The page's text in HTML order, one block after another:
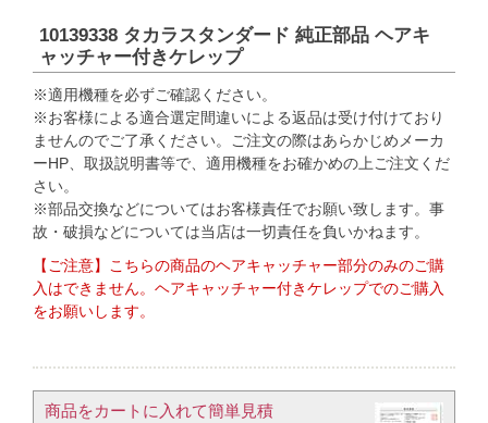
10139338 タカラスタンダード 純正部品 ヘアキ
ャッチャー付きケレップ
※適用機種を必ずご確認ください。
※お客様による適合選定間違いによる返品は受け付けており
ませんのでご了承ください。ご注文の際はあらかじめメーカ
ーHP、取扱説明書等で、適用機種をお確かめの上ご注文くだ
さい。
※部品交換などについてはお客様責任でお願い致します。事
故・破損などについては当店は一切責任を負いかねます。
【ご注意】こちらの商品のヘアキャッチャー部分のみのご購
入はできません。ヘアキャッチャー付きケレップでのご購入
をお願いします。
商品をカートに入れて簡単見積​